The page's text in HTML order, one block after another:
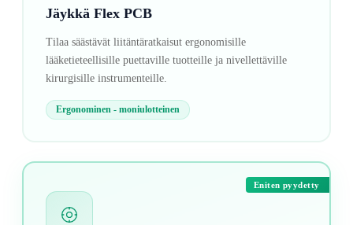
Jäykkä Flex PCB
Tilaa säästävät liitäntäratkaisut ergonomisille
lääketieteellisille puettaville tuotteille ja nivellettäville
kirurgisille instrumenteille.
Ergonominen - moniulotteinen
Eniten pyydetty